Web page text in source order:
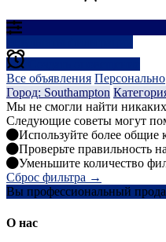
Все объявления Персонально
Город: Southampton
Мы не смогли найти никаких
Следующие советы могут
Используйте более общие
Проверьте правильность
Уменьшите количество
Сброс фильтра →
Вы профессиональный
О нас